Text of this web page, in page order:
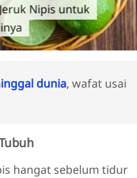
Nipis untuk
dunia, wafat usai
hangat sebelum tidur